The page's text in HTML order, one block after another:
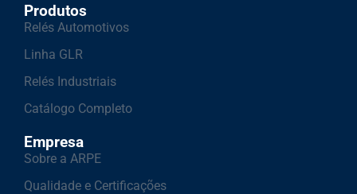
Produtos
Relés Automotivos
Linha GLR
Relés Industriais
Catálogo Completo
Empresa
Sobre a ARPE
Qualidade e Certificações